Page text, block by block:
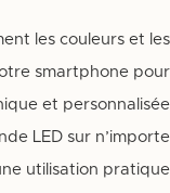
les couleurs et les
smartphone pour
et personnalisée.
LED sur n’importe
utilisation pratique